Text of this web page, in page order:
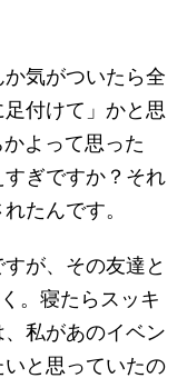
気がついたら全
付けて」かと思
よって思った
ぎですか？それ
たんです。
が、その友達と
。寝たらスッキ
私があのイベン
いと思っていたの